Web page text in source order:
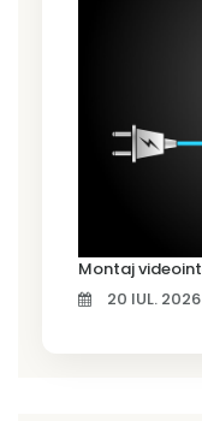
20 IUL. 2026